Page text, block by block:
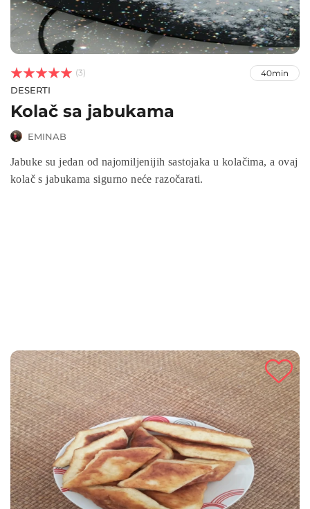


 (3) 40min
DESERTI
Kolač sa jabukama
EMINAB
Jabuke su jedan od najomiljenijih sastojaka u kolačima, a ovaj
kolač s jabukama sigurno neće razočarati.